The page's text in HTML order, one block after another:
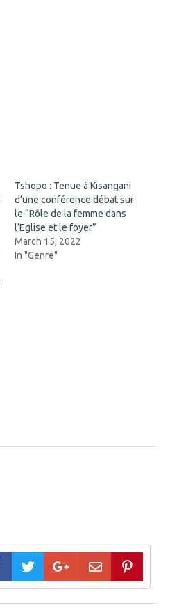
Tshopo : Tenue à Kisangani
d’une conférence débat sur
le “Rôle de la femme dans
l’Eglise et le foyer”
March 15, 2022
In "Genre"